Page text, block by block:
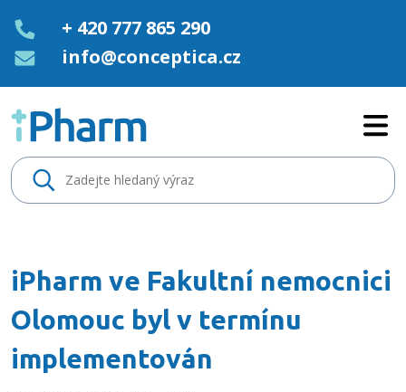
+ 420 777 865 290
info@conceptica.cz
iPharm ve Fakultní nemocnici
Olomouc byl v termínu
implementován